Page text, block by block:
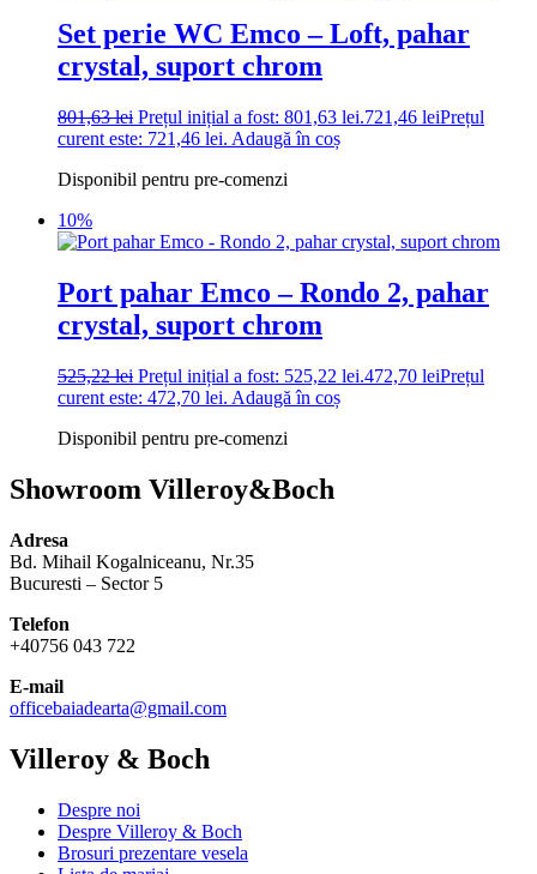
Set perie WC Emco – Loft, pahar
crystal, suport chrom
801,63lei Prețul inițial a fost: 801,63 lei.721,46 leiPrețul
curent este: 721,46 lei. Adaugă în coș
Disponibil pentru pre-comenzi
10%
Port pahar Emco – Rondo 2, pahar
crystal, suport chrom
525,22lei Prețul inițial a fost: 525,22 lei.472,70 leiPrețul
curent este: 472,70 lei. Adaugă în coș
Disponibil pentru pre-comenzi
Showroom Villeroy&Boch
Adresa
Bd. Mihail Kogalniceanu, Nr.35
Bucuresti – Sector 5
Telefon
+40756 043 722
E-mail
officebaiadearta@gmail.com
Villeroy & Boch
Despre noi
Despre Villeroy & Boch
Brosuri prezentare vesela